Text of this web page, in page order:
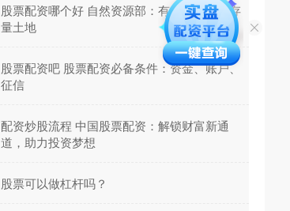
​股票配资哪个好 自然资源部：有效处置闲置存
量土地
​股票配资吧 股票配资必备条件：资金、账户、
征信
​配资炒股流程 中国股票配资：解锁财富新通
道，助力投资梦想
​股票可以做杠杆吗？